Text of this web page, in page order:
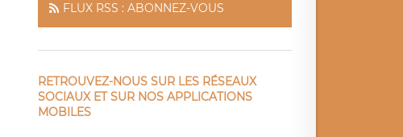
FLUX RSS : ABONNEZ-VOUS
RETROUVEZ-NOUS SUR LES RÉSEAUX
SOCIAUX ET SUR NOS APPLICATIONS
MOBILES